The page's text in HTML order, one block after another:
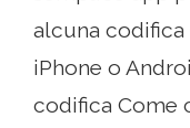
alcuna codifica
iPhone o
codifica Come